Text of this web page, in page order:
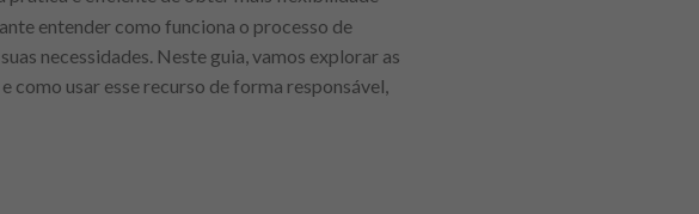
entender como funciona o processo de
necessidades. Neste guia, vamos explorar as
como usar esse recurso de forma responsável,